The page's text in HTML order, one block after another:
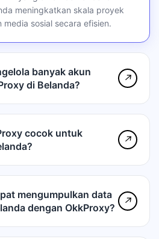
meningkatkan skala proyek
media sosial secara efisien.
banyak akun
di Belanda?
↗
cocok untuk
↗
mengumpulkan data
dengan OkkProxy?
↗